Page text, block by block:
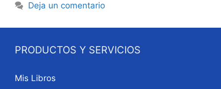
Deja un comentario
PRODUCTOS Y SERVICIOS
Mis Libros